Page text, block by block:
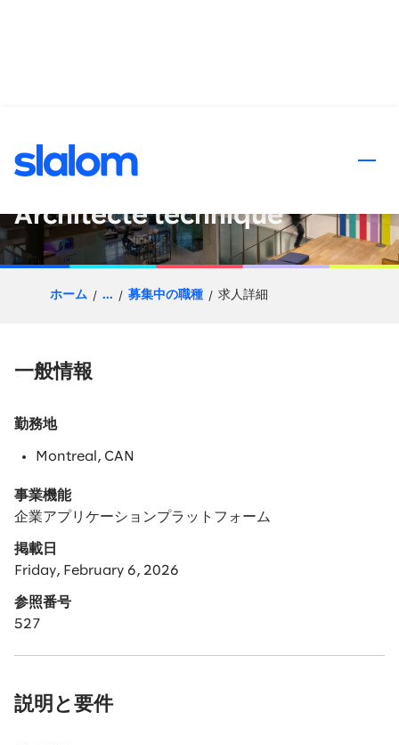
Salesforce Technical
Architecte technique
ホーム ... 募集中の職種 求人詳細
一般情報
勤務地
Montreal, CAN
事業機能
企業アプリケーションプラットフォーム
掲載日
Friday, February 6, 2026
参照番号
527
説明と要件